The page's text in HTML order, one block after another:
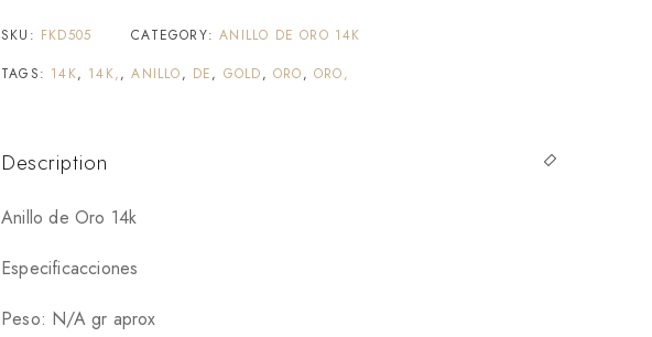
SKU: FKD505 CATEGORY:ANILLO DE ORO 14K
TAGS: 14K, 14K,,ANILLO, DE, GOLD,ORO,ORO,
Description
Anillo de Oro 14k
Especificacciones
Peso: N/A gr aprox